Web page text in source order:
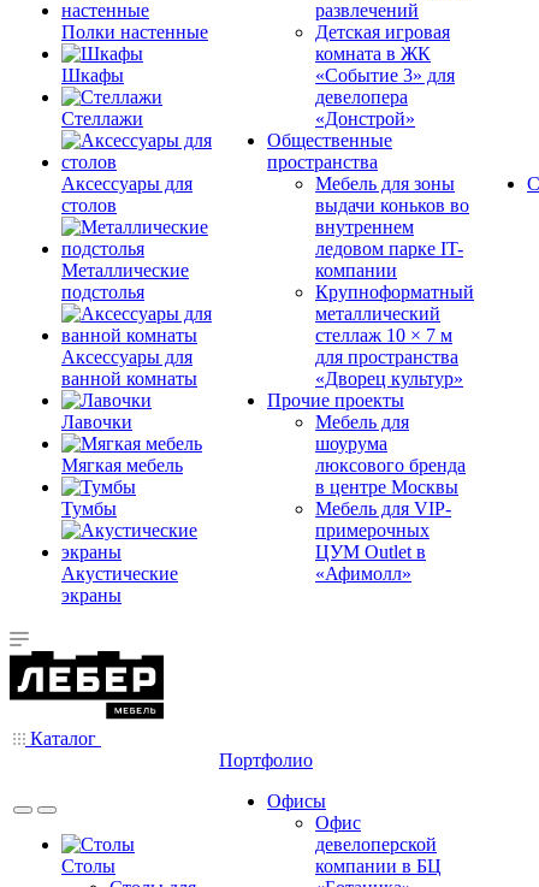
Полки настенные
Шкафы
Стеллажи
Аксессуары для
столов
Металлические
подстолья
Аксессуары для
ванной комнаты
Лавочки
Мягкая мебель
Тумбы
Акустические
экраны
развлечений
Детская игровая
комната в ЖК
«Событие 3» для
девелопера
«Донстрой»
Общественные
пространства
Мебель для зоны
выдачи коньков во
внутреннем
ледовом парке IT-
компании
Крупноформатный
металлический
стеллаж 10 × 7 м
для пространства
«Дворец культур»
Прочие проекты
Мебель для
шоурума
люксового бренда
в центре Москвы
Мебель для VIP-
примерочных
ЦУМ Outlet в
«Афимолл»
Каталог
Столы
Портфолио
Офисы
Офис
девелоперской
компании в БЦ